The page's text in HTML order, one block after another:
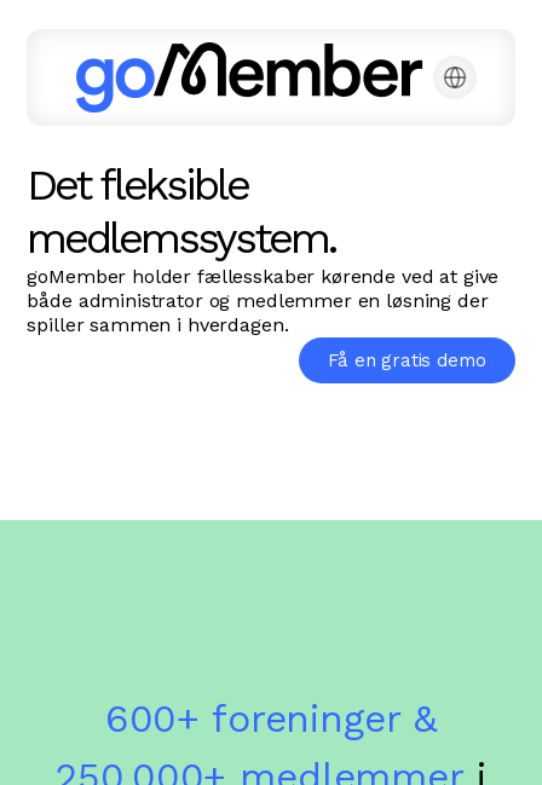
Det fleksible
medlemssystem.
goMember holder fællesskaber kørende ved at give
både administrator og medlemmer en løsning der
spiller sammen i hverdagen.
Få en gratis demo
600+ foreninger &